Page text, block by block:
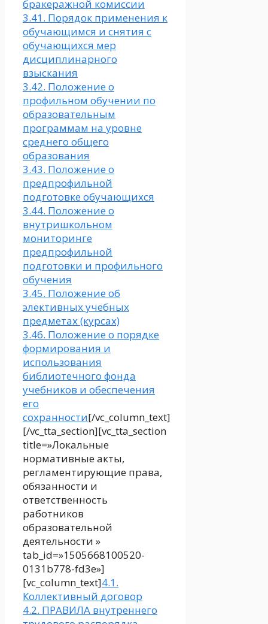
бракеражной комиссии
3.41. Порядок применения к
обучающимся и снятия с
обучающихся мер
дисциплинарного
взыскания
3.42. Положение о
профильном обучении по
образовательным
программам на уровне
среднего общего
образования
3.43. Положение о
предпрофильной
подготовке обучающихся
3.44. Положение о
внутришкольном
мониторинге
предпрофильной
подготовки и профильного
обучения
3.45. Положение об
элективных учебных
предметах (курсах)
3.46. Положение о порядке
формирования и
использования
библиотечного фонда
учебников и обеспечения
его
сохранности[/vc_column_text]
[/vc_tta_section][vc_tta_section
title=»Локальные
нормативные акты,
регламентирующие права,
обязанности и
ответственность
работников
образовательной
деятельности »
tab_id=»1505668100520-
0131b778-fd3e»]
[vc_column_text]4.1.
Коллективный договор
4.2. ПРАВИЛА внутреннего